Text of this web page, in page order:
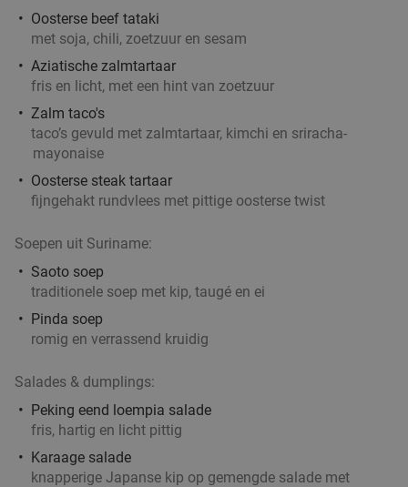
Oosterse beef tataki
met soja, chili, zoetzuur en sesam
Aziatische zalmtartaar
fris en licht, met een hint van zoetzuur
Zalm taco's
taco’s gevuld met zalmtartaar, kimchi en sriracha-
mayonaise
Oosterse steak tartaar
fijngehakt rundvlees met pittige oosterse twist
Soepen uit Suriname:
Saoto soep
traditionele soep met kip, taugé en ei
Pinda soep
romig en verrassend kruidig
Salades & dumplings:
Peking eend loempia salade
fris, hartig en licht pittig
Karaage salade
knapperige Japanse kip op gemengde salade met